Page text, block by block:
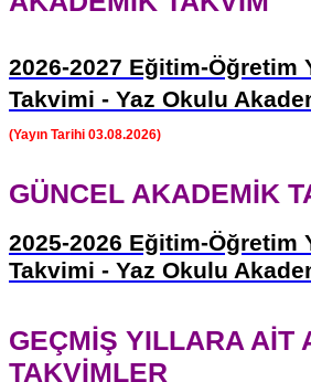
2026-2027 Eğitim-Öğretim
Takvimi - Yaz Okulu
(Yayın Tarihi 03.08.2026)
GÜNCEL AKADEMİK
2025-2026 Eğitim-Öğretim
Takvimi - Yaz Okulu
GEÇMİŞ YILLARA AİT
TAKVİMLER